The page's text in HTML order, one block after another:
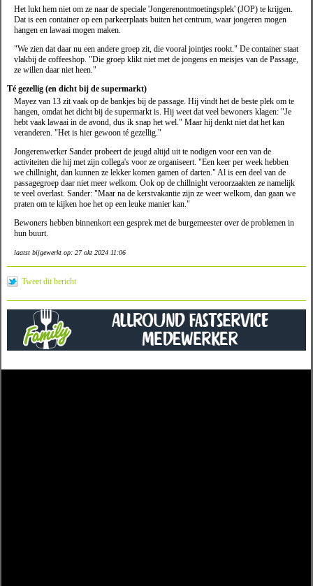
Het lukt hem niet om ze naar de speciale 'Jongerenontmoetingsplek' (JOP) te krijgen.
Dat is een container op een parkeerplaats buiten het centrum, waar jongeren mogen
hangen en lawaai mogen maken.
"We zien dat daar nu een andere groep zit, die vooral jointjes rookt." De container staat
vlakbij de coffeeshop. "Die groep klikt niet met de jongens en meisjes van de Passage,
ze willen daar niet heen."
Té gezellig (en dicht bij de supermarkt)
Mayez van 13 zit vaak op de bankjes bij de passage. Hij vindt het de beste plek om te
hangen, omdat het dicht bij de supermarkt is. Hij weet dat veel bewoners klagen: "Je
hebt vaak lawaai in de avond, dus ik snap het wel." Maar hij denkt niet dat het kan
veranderen. "Het is hier gewoon té gezellig."
Jongerenwerker Sander probeert de jeugd altijd uit te nodigen voor een van de
activiteiten die hij met zijn collega's voor ze organiseert. "Een keer per week hebben
we chillnight, dan kunnen ze lekker komen gamen of darten." Al is een deel van de
passagegroep daar niet meer welkom. Ook op de chillnight veroorzaakten ze namelijk
te veel overlast. Sander: "Maar na de kerstvakantie zijn ze weer welkom, dan gaan we
praten om te kijken hoe het op een leuke manier kan."
Bewoners hebben binnenkort een gesprek met de burgemeester over de problemen in
hun buurt.
laatst bijgewerkt op: 27 okt 2024 11:06
Tweet dit bericht